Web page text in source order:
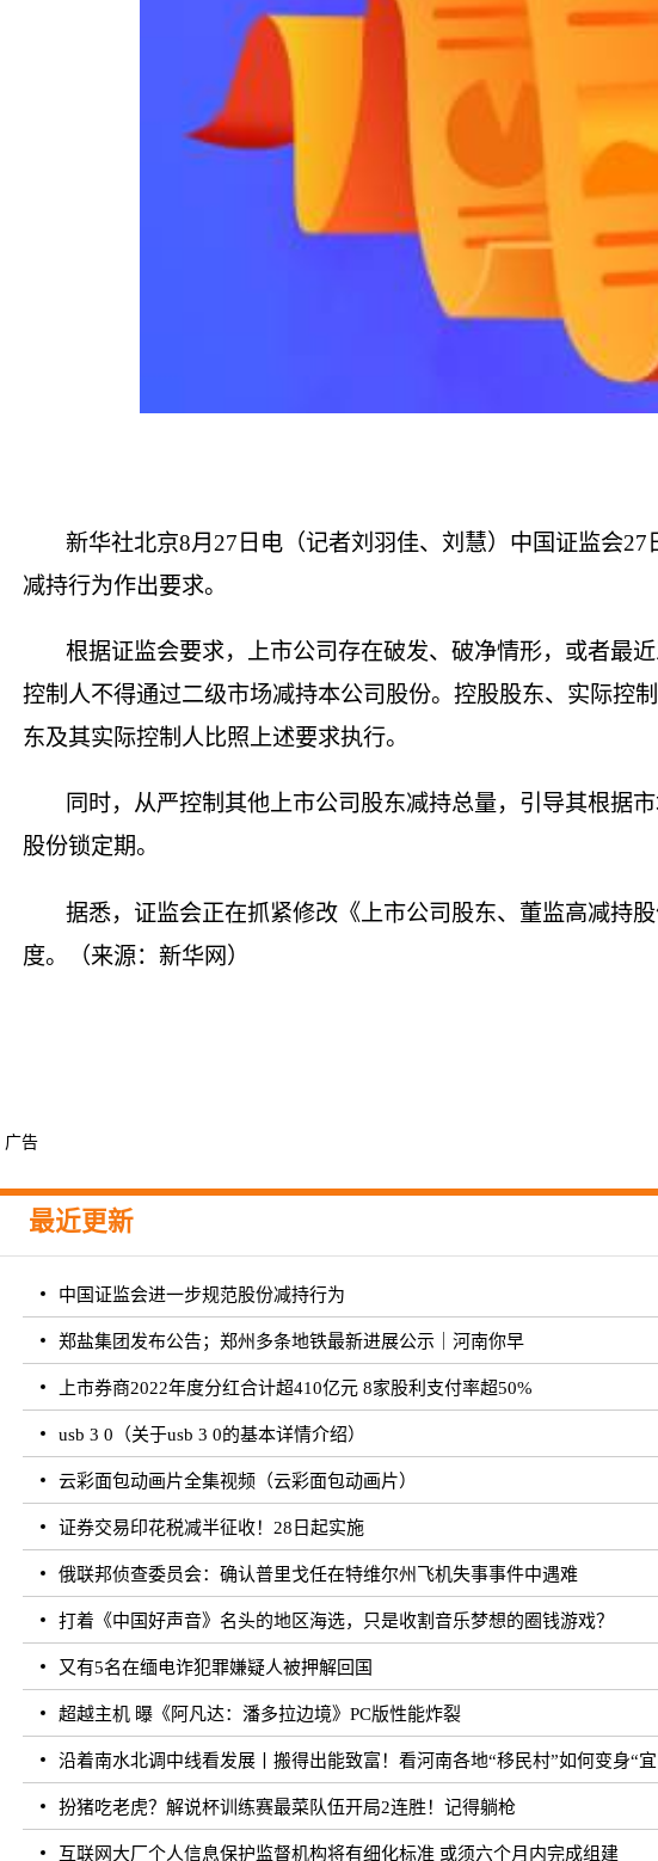
新华社北京8月27日电（记者刘羽佳、刘慧）中国证监会
减持行为作出要求。
根据证监会要求，上市公司存在破发、破净情形，或者最
控制人不得通过二级市场减持本公司股份。控股股东、实际控
东及其实际控制人比照上述要求执行。
同时，从严控制其他上市公司股东减持总量，引导其根据
股份锁定期。
据悉，证监会正在抓紧修改《上市公司股东、董监高减持
度。（来源：新华网）
广告
最近更新
中国证监会进一步规范股份减持行为
郑盐集团发布公告；郑州多条地铁最新进展公示｜河南你早
上市券商2022年度分红合计超410亿元 8家股利支付率超50%
usb 3 0（关于usb 3 0的基本详情介绍）
云彩面包动画片全集视频（云彩面包动画片）
证券交易印花税减半征收！28日起实施
俄联邦侦查委员会：确认普里戈任在特维尔州飞机失事事件中遇难
打着《中国好声音》名头的地区海选，只是收割音乐梦想的圈钱游戏？
又有5名在缅电诈犯罪嫌疑人被押解回国
超越主机 曝《阿凡达：潘多拉边境》PC版性能炸裂
沿着南水北调中线看发展丨搬得出能致富！看河南各地“移民村”如何变身“
扮猪吃老虎？解说杯训练赛最菜队伍开局2连胜！记得躺枪
互联网大厂个人信息保护监督机构将有细化标准 或须六个月内完成组建